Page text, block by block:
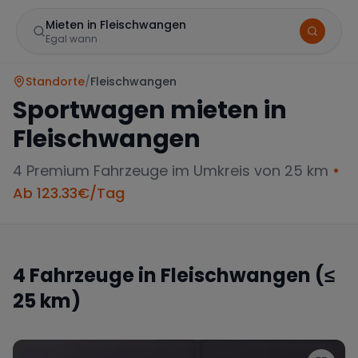
Mieten in Fleischwangen
Egal wann
Mercedes
Standorte/Fleischwangen
Sportwagen mieten in
Fleischwangen
4 Premium Fahrzeuge im Umkreis von 25 km •
Ab 123.33€/Tag
4 Fahrzeuge in Fleischwangen (≤
25 km)